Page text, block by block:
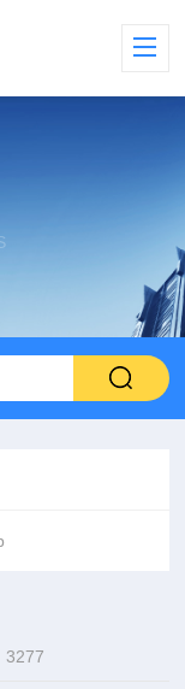
3277